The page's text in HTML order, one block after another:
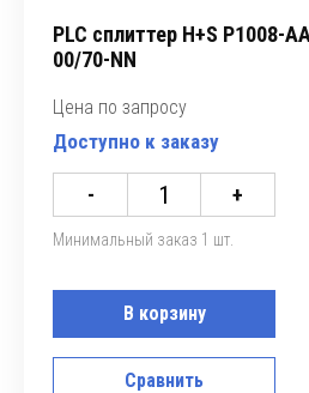
PLC сплиттер H+S P1008-
00/70-NN
Цена по запросу
Доступно к заказу
- +
Минимальный заказ 1 шт.
В корзину
Сравнить